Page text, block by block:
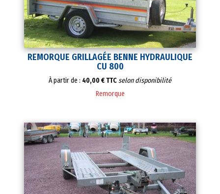
REMORQUE GRILLAGÉE BENNE HYDRAULIQUE
CU 800
À partir de : 40,00 € TTCselon disponibilité
Remorque